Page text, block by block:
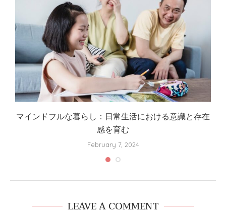
マインドフルな暮らし：日常生活における意識と存在
感を育む
February 7, 2024
LEAVE A COMMENT